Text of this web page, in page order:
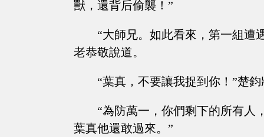
獸，還背后偷襲！”
“大師兄。如此看來，第一組遭
老恭敬說道。
“葉真，不要讓我捉到你！”楚
“為防萬一，你們剩下的所有人
葉真他還敢過來。”